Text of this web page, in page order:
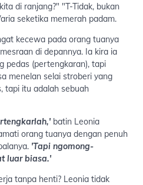
di ranjang?" "T-Tidak, bukan
seketika memerah padam.
kecewa pada orang tuanya
di depannya. Ia kira ia
pedas (pertengkaran), tapi
menelan selai stroberi yang
tapi itu adalah sebuah
batin Leonia
orang tuanya dengan penuh
'Tapi ngomong-
luar biasa.'
tanpa henti? Leonia tidak